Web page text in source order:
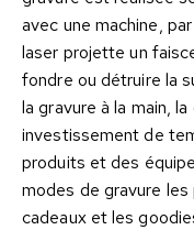
avec une machine,
laser projette un
fondre ou détruire la
la gravure à la main,
investissement de
produits et des
modes de gravure les
cadeaux et les